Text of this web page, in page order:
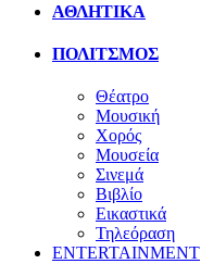
ΑΘΛΗΤΙΚΑ
ΠΟΛΙΤΣΜΟΣ
Θέατρο
Μουσική
Χορός
Μουσεία
Σινεμά
Βιβλίο
Εικαστικά
Τηλεόραση
ENTERTAINMENT